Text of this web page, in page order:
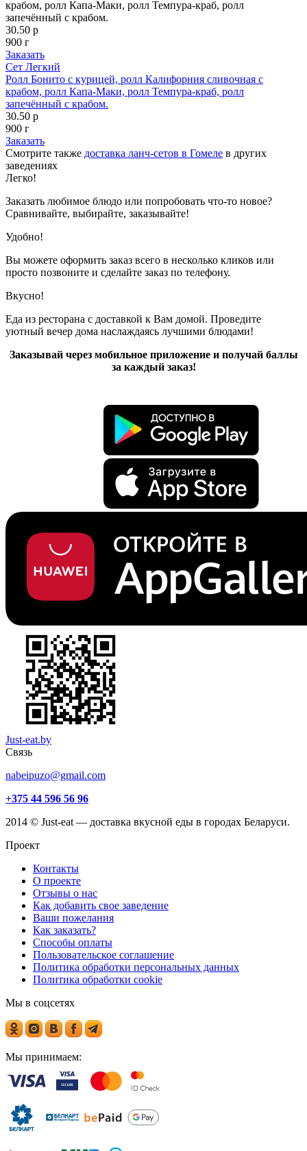
крабом, ролл Капа-Маки, ролл Темпура-краб, ролл
запечённый с крабом.
30.50 р
900 г
Заказать
Сет Легкий
Ролл Бонито с курицей, ролл Калифорния сливочная с
крабом, ролл Капа-Маки, ролл Темпура-краб, ролл
запечённый с крабом.
30.50 р
900 г
Заказать
Смотрите также доставка ланч-сетов в Гомеле в других
заведениях
Легко!
Заказать любимое блюдо или попробовать что-то новое?
Сравнивайте, выбирайте, заказывайте!
Удобно!
Вы можете оформить заказ всего в несколько кликов или
просто позвоните и сделайте заказ по телефону.
Вкусно!
Еда из ресторана с доставкой к Вам домой. Проведите
уютный вечер дома наслаждаясь лучшими блюдами!
Заказывай через мобильное приложение и получай баллы
за каждый заказ!
Just-eat.by
Связь
nabeipuzo@gmail.com
+375 44 596 56 96
2014 © Just-eat — доставка вкусной еды в городах Беларуси.
Проект
Контакты
О проекте
Отзывы о нас
Как добавить свое заведение
Ваши пожелания
Как заказать?
Способы оплаты
Пользовательское соглашение
Политика обработки персональных данных
Политика обработки cookie
Мы в соцсетях
Мы принимаем: